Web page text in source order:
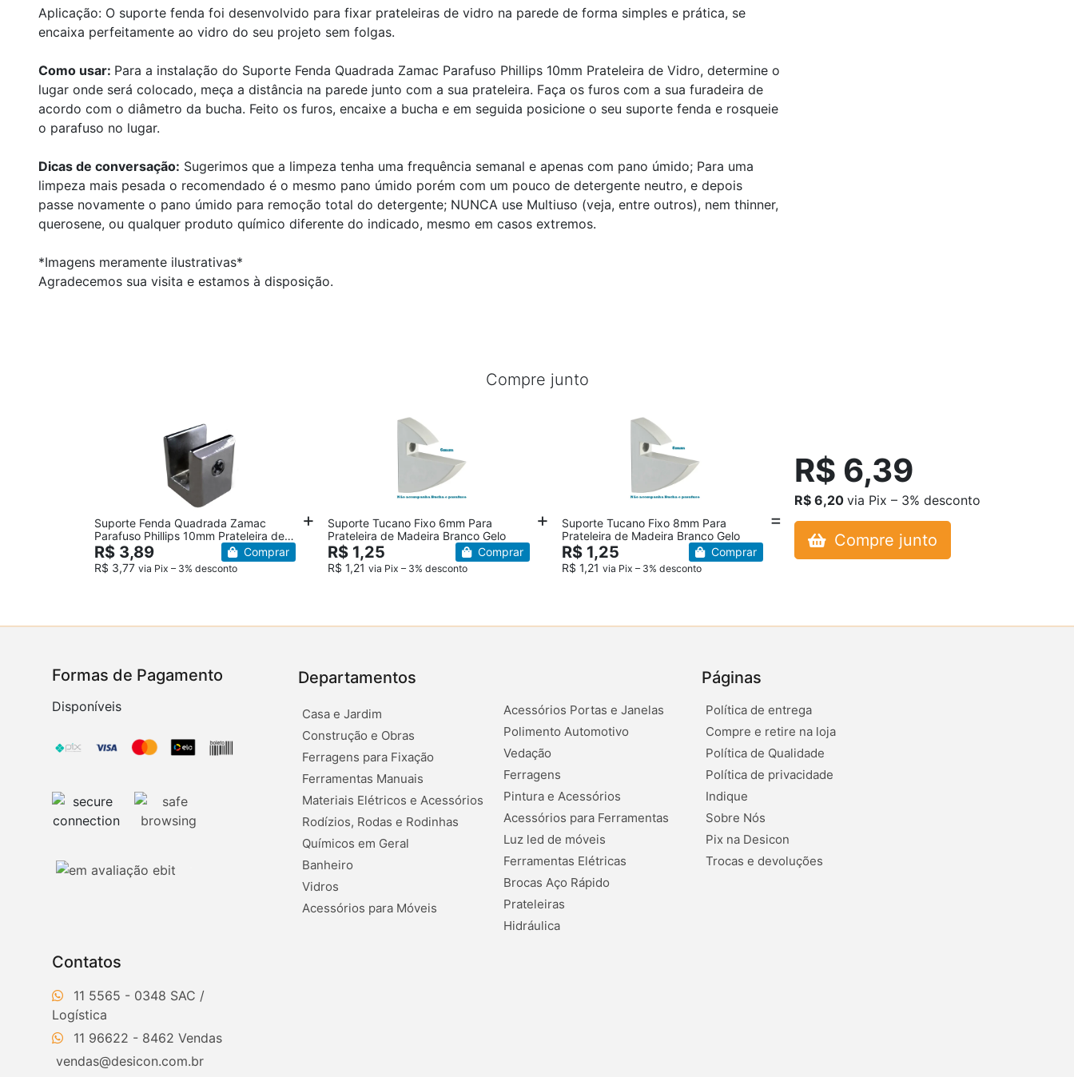
Aplicação: O suporte fenda foi desenvolvido para fixar prateleiras de vidro na parede de forma simples e prática, se
encaixa perfeitamente ao vidro do seu projeto sem folgas.
Como usar: Para a instalação do Suporte Fenda Quadrada Zamac Parafuso Phillips 10mm Prateleira de Vidro, determine o
lugar onde será colocado, meça a distância na parede junto com a sua prateleira. Faça os furos com a sua furadeira de
acordo com o diâmetro da bucha. Feito os furos, encaixe a bucha e em seguida posicione o seu suporte fenda e rosqueie
o parafuso no lugar.
Dicas de conversação: Sugerimos que a limpeza tenha uma frequência semanal e apenas com pano úmido; Para uma
limpeza mais pesada o recomendado é o mesmo pano úmido porém com um pouco de detergente neutro, e depois
passe novamente o pano úmido para remoção total do detergente; NUNCA use Multiuso (veja, entre outros), nem thinner,
querosene, ou qualquer produto químico diferente do indicado, mesmo em casos extremos.
*Imagens meramente ilustrativas*
Agradecemos sua visita e estamos à disposição.
Compre junto
Suporte Fenda Quadrada Zamac
Parafuso Phillips 10mm Prateleira de
Vidro
R$ 3,89
R$ 3,77 via Pix – 3% desconto
Comprar
Suporte Tucano Fixo 6mm Para
Prateleira de Madeira Branco Gelo
R$ 1,25
R$ 1,21via Pix – 3% desconto
Comprar
Suporte Tucano Fixo 8mm Para
Prateleira de Madeira Branco Gelo
R$ 1,25
R$ 1,21 via Pix – 3% desconto
Comprar
R$ 6,39
R$ 6,20 via Pix – 3% desconto
Compre junto
Contatos
11 5565 - 0348
11 96622 - 8462
vendas@desicon.com.br
Departamentos
Casa e Jardim
Construção e Obras
Ferragens para Fixação
Ferramentas Manuais
Materiais Elétricos e Acessórios
Rodízios, Rodas e Rodinhas
Químicos em Geral
Banheiro
Vidros
Acessórios para Móveis
Acessórios Portas e Janelas
Polimento Automotivo
Vedação
Ferragens
Pintura e Acessórios
Acessórios para Ferramentas
Luz led de móveis
Ferramentas Elétricas
Brocas Aço Rápido
Prateleiras
Hidráulica
Páginas
Política de entrega
Compre e retire na loja
Política de Qualidade
Política de privacidade
Indique
Sobre Nós
Pix na Desicon
Trocas e devoluções
Formas de Pagamento
Disponíveis